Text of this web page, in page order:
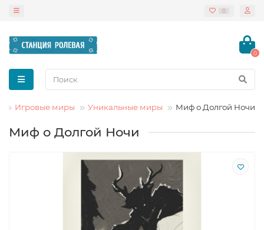
0
0
Игровые миры Уникальные миры Миф о Долгой Ночи
Миф о Долгой Ночи